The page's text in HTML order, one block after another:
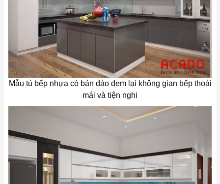
Mẫu tủ bếp nhựa có bản đảo đem lại không gian bếp thoải
mái và tiện nghi